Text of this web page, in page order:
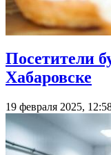
Посетители
Хабаровске
19 февраля 2025,